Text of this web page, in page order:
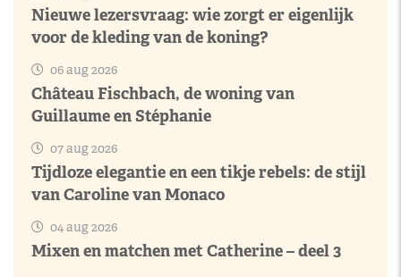
Nieuwe lezersvraag: wie zorgt er eigenlijk
voor de kleding van de koning?
06 aug 2026
Château Fischbach, de woning van
Guillaume en Stéphanie
07 aug 2026
Tijdloze elegantie en een tikje rebels: de stijl
van Caroline van Monaco
04 aug 2026
Mixen en matchen met Catherine – deel 3